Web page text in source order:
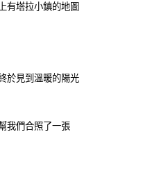
有塔拉小鎮的地圖
於見到溫暖的陽光
我們合照了一張